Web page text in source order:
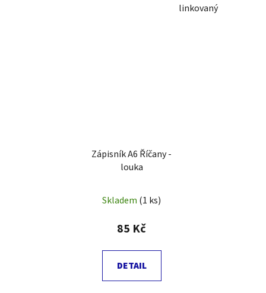
linkovaný
Zápisník A6 Říčany -
louka
Skladem (1 ks)
85 Kč
DETAIL